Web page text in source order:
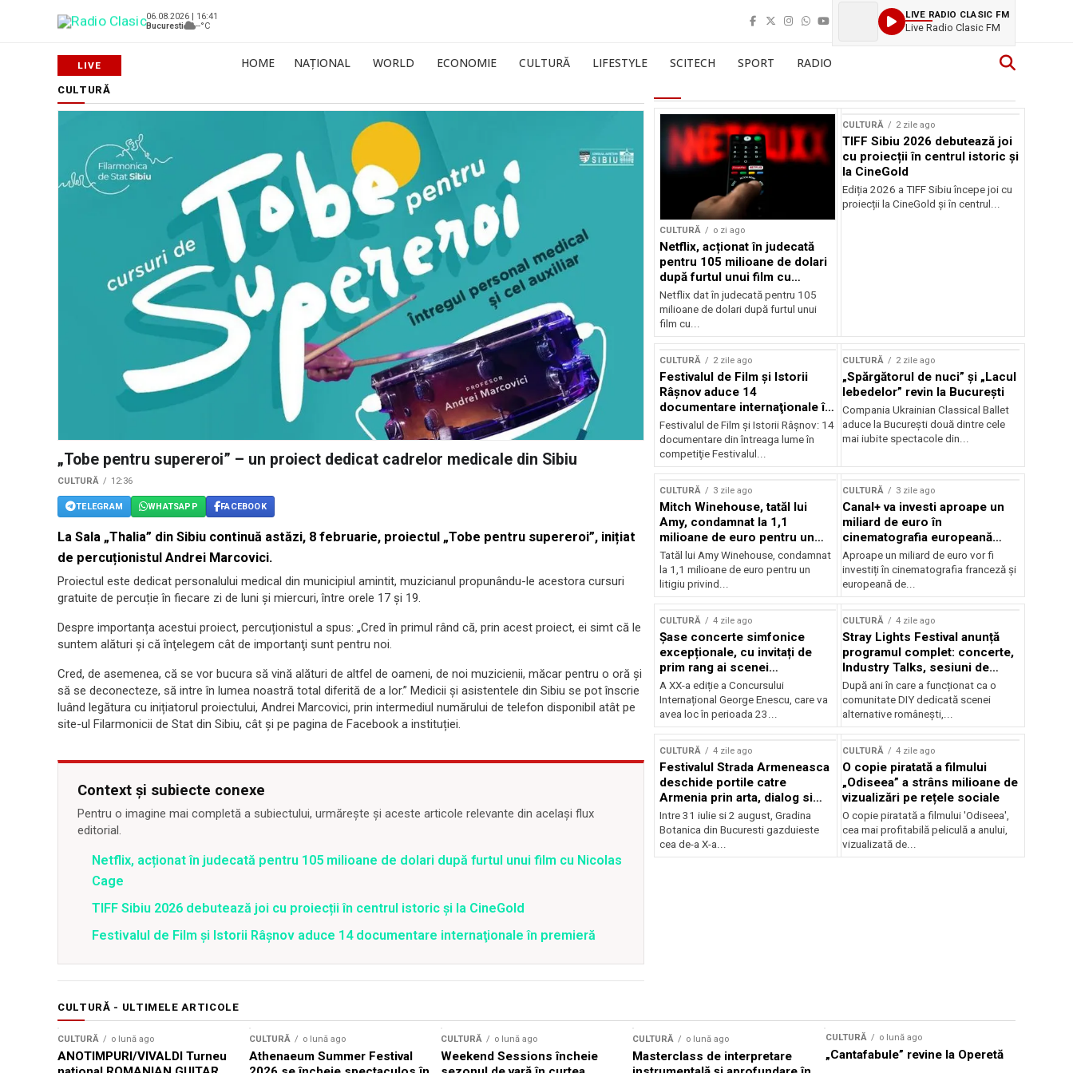
06.08.2026 | 16:41
Bucuresti
--°C
LIVE RADIO CLASIC FM
Carla
HOME NAȚIONAL WORLD ECONOMIE CULTURĂ LIFESTYLE SCITECH SPORT RADIO
CULTURĂ
„Tobe pentru supereroi” – un proiect dedicat cadrelor medicale din Sibiu
CULTURĂ 12:36
TELEGRAM WHATSAPP FACEBOOK
La Sala „Thalia” din Sibiu continuă astăzi, 8 februarie, proiectul „Tobe pentru supereroi”, inițiat
de percuționistul Andrei Marcovici.
Proiectul este dedicat personalului medical din municipiul amintit, muzicianul propunându-le acestora cursuri
gratuite de percuție în fiecare zi de luni și miercuri, între orele 17 și 19.
Despre importanța acestui proiect, percuționistul a spus: „Cred în primul rând că, prin acest proiect, ei simt că le
suntem alături şi că înţelegem cât de importanţi sunt pentru noi.
Cred, de asemenea, că se vor bucura să vină alături de altfel de oameni, de noi muzicienii, măcar pentru o oră şi
să se deconecteze, să intre în lumea noastră total diferită de a lor.” Medicii și asistentele din Sibiu se pot înscrie
luând legătura cu inițiatorul proiectului, Andrei Marcovici, prin intermediul numărului de telefon disponibil atât pe
site-ul Filarmonicii de Stat din Sibiu, cât și pe pagina de Facebook a instituției.
Context și subiecte conexe
Pentru o imagine mai completă a subiectului, urmărește și aceste articole relevante din același flux
editorial.
Netflix, acționat în judecată pentru 105 milioane de dolari după furtul unui film cu Nicolas
Cage
TIFF Sibiu 2026 debutează joi cu proiecții în centrul istoric și la CineGold
Festivalul de Film şi Istorii Râşnov aduce 14 documentare internaţionale în premieră
CULTURĂ o zi ago
Netflix, acționat în judecată
pentru 105 milioane de dolari
după furtul unui film cu
Nicolas Cage
Netflix dat în judecată pentru 105
milioane de dolari după furtul unui
film cu...
CULTURĂ 2 zile ago
TIFF Sibiu 2026 debutează joi
cu proiecții în centrul istoric și
la CineGold
Ediția 2026 a TIFF Sibiu începe joi cu
proiecții la CineGold și în centrul...
CULTURĂ 2 zile ago
Festivalul de Film şi Istorii
Râşnov aduce 14
documentare internaţionale în
premieră
Festivalul de Film şi Istorii Râşnov: 14
documentare din întreaga lume în
competiţie Festivalul...
CULTURĂ 2 zile ago
„Spărgătorul de nuci” și „Lacul
lebedelor” revin la București
Compania Ukrainian Classical Ballet
aduce la București două dintre cele
mai iubite spectacole din...
CULTURĂ 3 zile ago
Mitch Winehouse, tatăl lui
Amy, condamnat la 1,1
milioane de euro pentru un
litigiu pierdut
Tatăl lui Amy Winehouse, condamnat
la 1,1 milioane de euro pentru un
litigiu privind...
CULTURĂ 3 zile ago
Canal+ va investi aproape un
miliard de euro în
cinematografia europeană
până în 2032
Aproape un miliard de euro vor fi
investiți în cinematografia franceză și
europeană de...
CULTURĂ 4 zile ago
Șase concerte simfonice
excepționale, cu invitați de
prim rang ai scenei
internaționale și ansambluri
orchestrale românești de
prestigiu, în programul
Concursului Enescu 2026
A XX-a ediție a Concursului
Internațional George Enescu, care va
avea loc în perioada 23...
CULTURĂ 4 zile ago
Stray Lights Festival anunță
programul complet: concerte,
Industry Talks, sesiuni de
audiție și noi opțiuni de
participare pentru public
După ani în care a funcționat ca o
comunitate DIY dedicată scenei
alternative românești,...
CULTURĂ 4 zile ago
Festivalul Strada Armeneasca
deschide portile catre
Armenia prin arta, dialog si
patrimoniu, intre 31 iulie si 2
august, la Gradina Botanica din
Bucuresti
Intre 31 iulie si 2 august, Gradina
Botanica din Bucuresti gazduieste
cea de-a X-a...
CULTURĂ 4 zile ago
O copie piratată a filmului
„Odiseea” a strâns milioane de
vizualizări pe rețele sociale
O copie piratată a filmului 'Odiseea',
cea mai profitabilă peliculă a anului,
vizualizată de...
CULTURĂ - ULTIMELE ARTICOLE
CULTURĂ o lună ago
ANOTIMPURI/VIVALDI Turneu
CULTURĂ o lună ago
Athenaeum Summer Festival
CULTURĂ o lună ago
Weekend Sessions încheie
CULTURĂ o lună ago
Masterclass de interpretare
CULTURĂ o lună ago
„Cantafabule” revine la Operetă